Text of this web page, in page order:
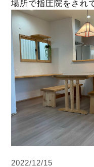
場所で指圧院をされ
が、 ご自宅でお仕事
リフォームをさせて
2022/12/15